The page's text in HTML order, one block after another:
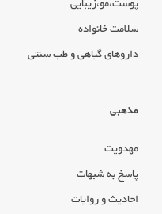
پوست،مو،زیبایی
سلامت خانواده
داروهای گیاهی و طب سنتی
مذهبی
مهدویت
پاسخ به شبهات
احادیث و روایات